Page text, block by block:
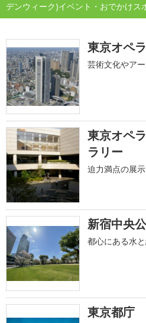
デンウィーク)イベント・おでかけス
東京オペ
芸術文化やア
東京オペ
ラリー
迫力満点の展
新宿中央
都心にある水
東京都庁